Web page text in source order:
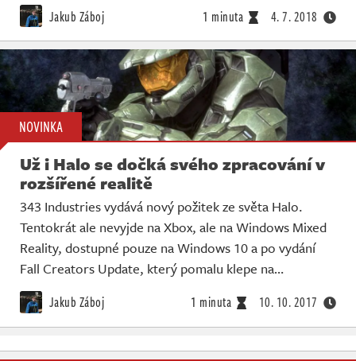
Jakub Záboj 1 minuta 4. 7. 2018
NOVINKA
Už i Halo se dočká svého zpracování v
rozšířené realitě
343 Industries vydává nový požitek ze světa Halo.
Tentokrát ale nevyjde na Xbox, ale na Windows Mixed
Reality, dostupné pouze na Windows 10 a po vydání
Fall Creators Update, který pomalu klepe na…
Jakub Záboj 1 minuta 10. 10. 2017